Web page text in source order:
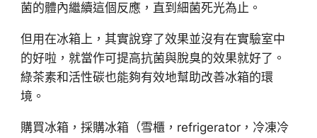
菌的體內繼續這個反應，直到細菌死光為止。
但用在冰箱上，其實說穿了效果並沒有在實驗室中
的好啦，就當作可提高抗菌與脫臭的效果就好了。
綠茶素和活性碳也能夠有效地幫助改善冰箱的環
境。
購買冰箱，採購冰箱（雪櫃，refrigerator，冷凍冷